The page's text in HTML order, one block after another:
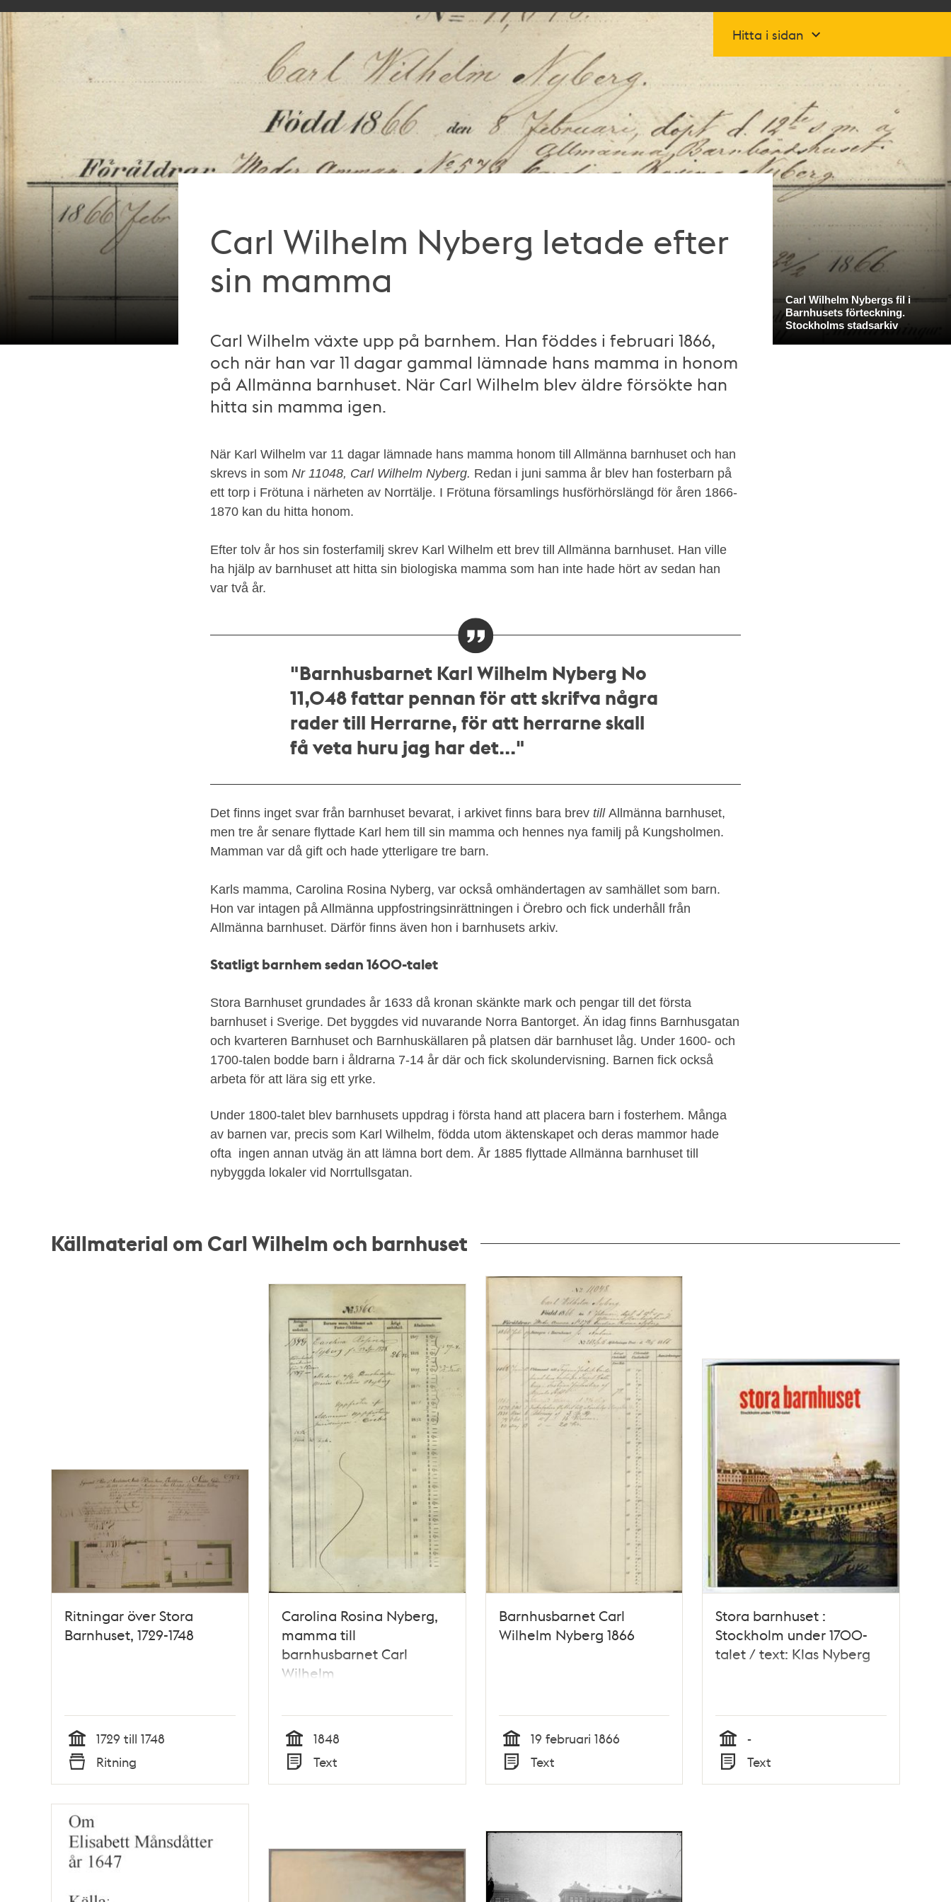
Hitta i sidan
Carl Wilhelm Nyberg letade efter
sin mamma
Carl Wilhelm växte upp på barnhem. Han föddes i februari 1866,
och när han var 11 dagar gammal lämnade hans mamma in honom
på Allmänna barnhuset. När Carl Wilhelm blev äldre försökte han
hitta sin mamma igen.
När Karl Wilhelm var 11 dagar lämnade hans mamma honom till Allmänna barnhuset och han
skrevs in som Nr 11048, Carl Wilhelm Nyberg. Redan i juni samma år blev han fosterbarn på
ett torp i Frötuna i närheten av Norrtälje. I Frötuna församlings husförhörslängd för åren 1866-
1870 kan du hitta honom.
Efter tolv år hos sin fosterfamilj skrev Karl Wilhelm ett brev till Allmänna barnhuset. Han ville
ha hjälp av barnhuset att hitta sin biologiska mamma som han inte hade hört av sedan han
var två år.
"Barnhusbarnet KarlWilhelm Nyberg No
11,048 fattar pennan för att skrifva några
rader till Herrarne, för att herrarne skall
få veta huru jag har det..."
Det finns inget svar från barnhuset bevarat, i arkivet finns bara brev tillAllmänna barnhuset,
men tre år senare flyttade Karl hem till sin mamma och hennes nya familj på Kungsholmen.
Mamman var då gift och hade ytterligare tre barn.
Karls mamma, Carolina Rosina Nyberg, var också omhändertagen av samhället som barn.
Hon var intagen på Allmänna uppfostringsinrättningen i Örebro och fick underhåll från
Allmänna barnhuset. Därför finns även hon i barnhusets arkiv.
Statligt barnhem sedan 1600-talet
Stora Barnhuset grundades år 1633 då kronan skänkte mark och pengar till det första
barnhuset i Sverige. Det byggdes vid nuvarande Norra Bantorget. Än idag finns Barnhusgatan
och kvarteren Barnhuset och Barnhuskällaren på platsen där barnhuset låg. Under 1600- och
1700-talen bodde barn i åldrarna 7-14 år där och fick skolundervisning. Barnen fick också
arbeta för att lära sig ett yrke.
Under 1800-talet blev barnhusets uppdrag i första hand att placera barn i fosterhem. Många
av barnen var, precis som Karl Wilhelm, födda utom äktenskapet och deras mammor hade
ofta ingen annan utväg än att lämna bort dem. År 1885 flyttade Allmänna barnhuset till
nybyggda lokaler vid Norrtullsgatan.
Källmaterial om Carl Wilhelm och barnhuset
Ritningar över Stora
Barnhuset, 1729-1748
Tid
1729 till 1748
Typ
Ritning
Carolina Rosina Nyberg,
mamma till
barnhusbarnet Carl
Wilhelm
Tid
1848
Typ
Text
Barnhusbarnet Carl
Wilhelm Nyberg 1866
Tid
19 februari 1866
Typ
Text
Stora barnhuset :
Stockholm under 1700-
talet / text: Klas Nyberg
Tid
-
Typ
Text